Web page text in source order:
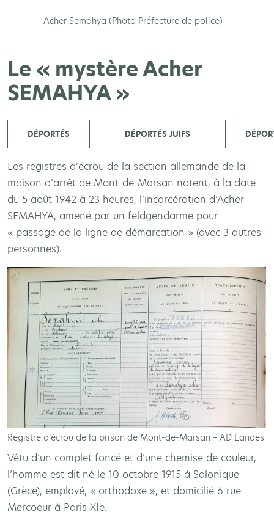
Acher Semahya (Photo Préfecture de police)
Le « mystère Acher
SEMAHYA »
DÉPORTÉS DÉPORTÉS JUIFS
Les registres d’écrou de la section allemande de la
maison d’arrêt de Mont-de-Marsan notent, à la date
du 5 août 1942 à 23 heures, l’incarcération d’Acher
SEMAHYA, amené par un feldgendarme pour
« passage de la ligne de démarcation » (avec 3 autres
personnes).
Registre d’écrou de la prison de Mont-de-Marsan – AD Landes
Vêtu d’un complet foncé et d’une chemise de couleur,
l’homme est dit né le 10 octobre 1915 à Salonique
(Grèce), employé, « orthodoxe », et domicilié 6 rue
Mercoeur à Paris XIe.